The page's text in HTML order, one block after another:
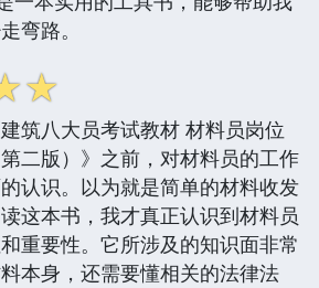
弯路。
☆
筑八大员考试教材 材料员岗位
二版）》之前，对材料员的工作
认识。以为就是简单的材料收发
这本书，我才真正认识到材料员
重要性。它所涉及的知识面非常
本身，还需要懂相关的法律法